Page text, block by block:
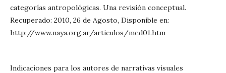
categorías antropológicas. Una revisión conceptual.
Recuperado: 2010, 26 de Agosto, Disponible en:
http://www.naya.org.ar/articulos/med01.htm
Indicaciones para los autores de narrativas visuales